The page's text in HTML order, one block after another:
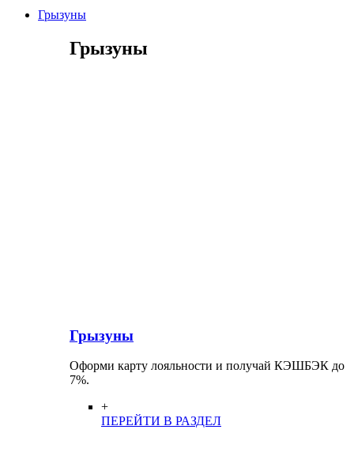
Грызуны
Грызуны
Грызуны
Оформи карту лояльности и получай КЭШБЭК до
7%.
+
ПЕРЕЙТИ В РАЗДЕЛ